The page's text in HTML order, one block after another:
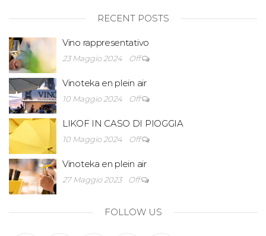
RECENT POSTS
Vino rappresentativo
23 Maggio 2024 Off
Vinoteka en plein air
10 Maggio 2024 Off
LIKOF IN CASO DI PIOGGIA
10 Maggio 2024 Off
Vinoteka en plein air
27 Maggio 2023 Off
FOLLOW US